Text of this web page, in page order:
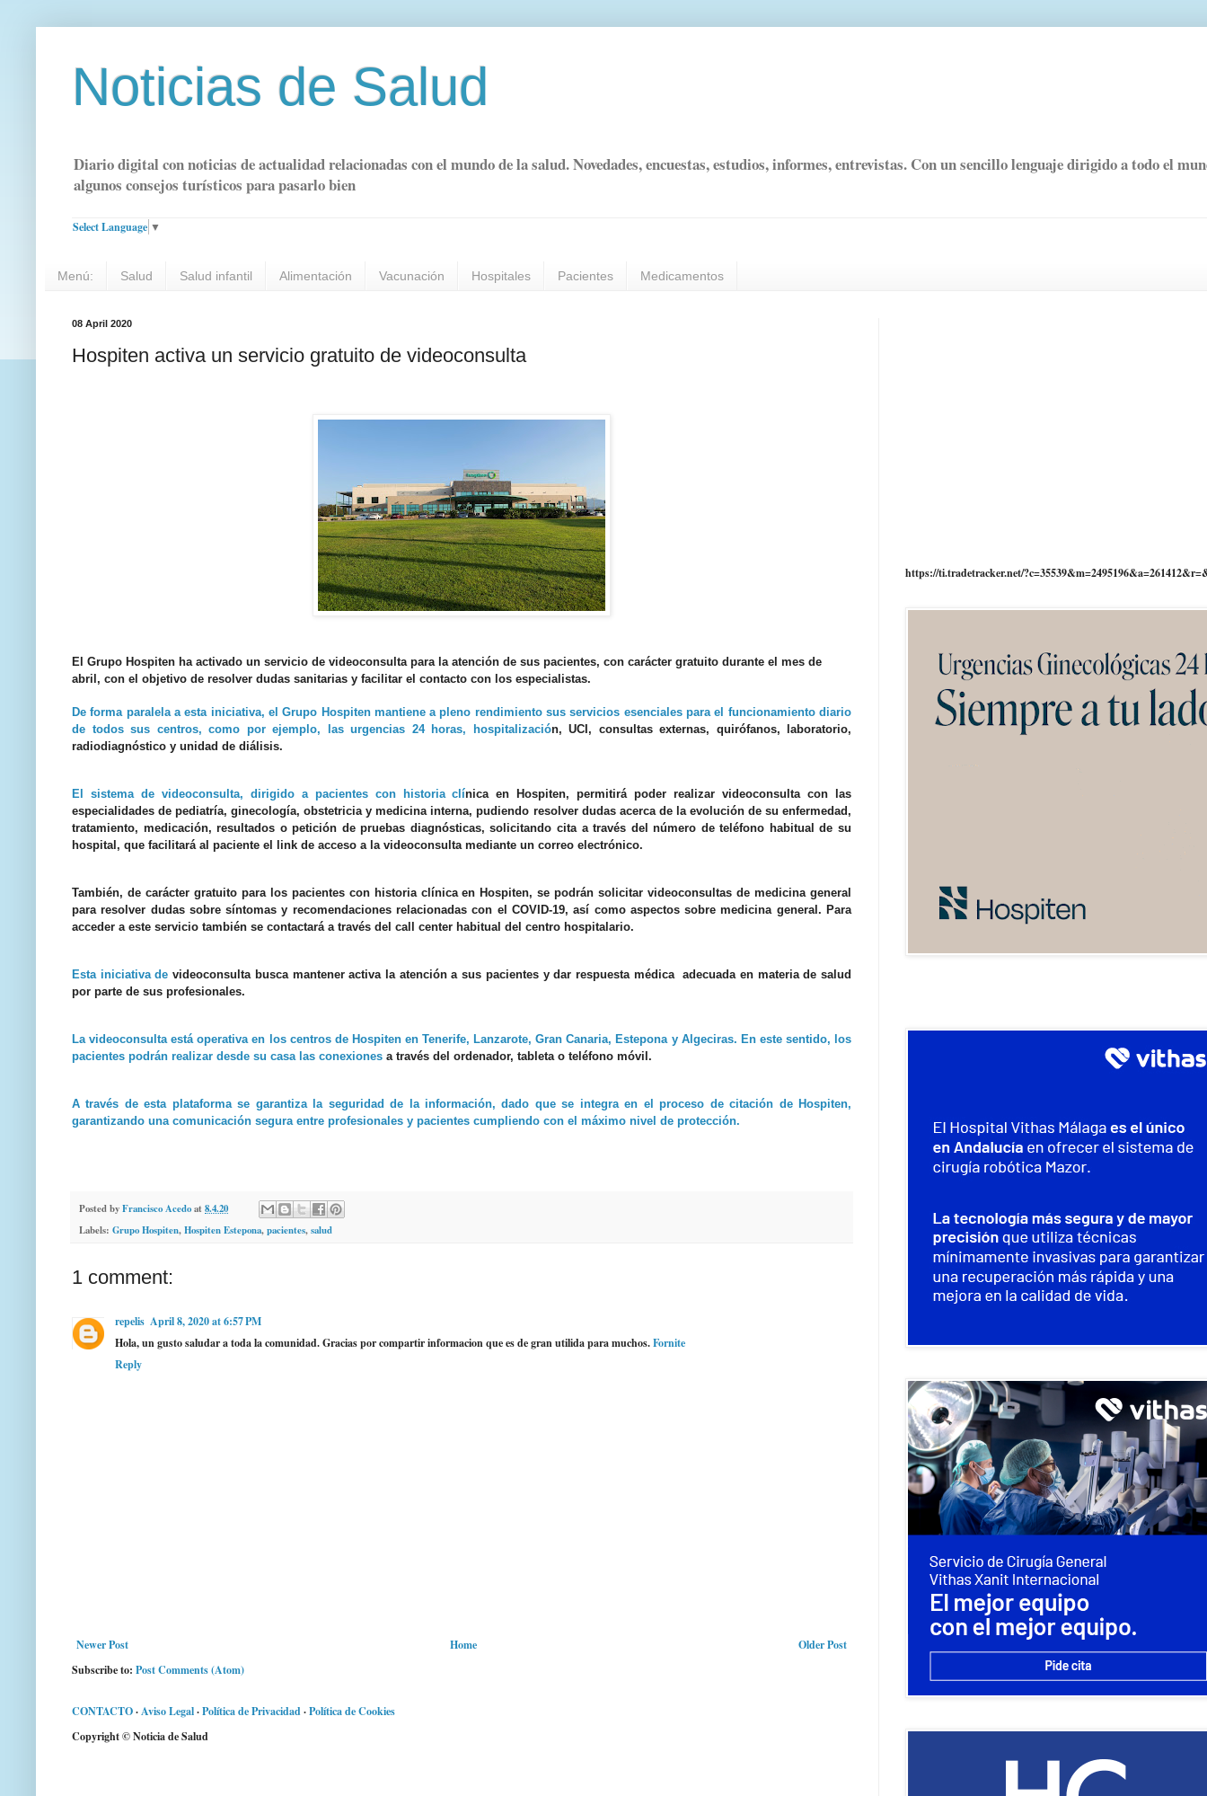
Noticias de Salud
Diario digital con noticias de actualidad relacionadas con el mundo de la salud. Novedades, encuestas, estudios, informes, entrevistas. Con un sencillo lenguaje dirigido a todo el
algunos consejos turísticos para pasarlo bien
Select Language ▼
Menú: Salud Salud infantil Alimentación Vacunación Hospitales Pacientes Medicamentos
08 April 2020
Hospiten activa un servicio gratuito de videoconsulta
El Grupo Hospiten ha activado un servicio de videoconsulta para la atención de sus pacientes, con carácter gratuito durante el mes de
abril, con el objetivo de resolver dudas sanitarias y facilitar el contacto con los especialistas.
De forma paralela a esta iniciativa, el Grupo Hospiten mantiene a pleno rendimiento sus servicios esenciales para el funcionamiento diario
de todos sus centros, como por ejemplo, las urgencias 24 horas, hospitalización, UCI, consultas externas, quirófanos, laboratorio,
radiodiagnóstico y unidad de diálisis.
El sistema de videoconsulta, dirigido a pacientes con historia clínica en Hospiten, permitirá poder realizar videoconsulta con las
especialidades de pediatría, ginecología, obstetricia y medicina interna, pudiendo resolver dudas acerca de la evolución de su enfermedad,
tratamiento, medicación,resultados o petición de pruebas diagnósticas, solicitando cita a través del número de teléfono habitual de su
hospital, que facilitará al paciente el link de acceso a la videoconsulta mediante un correo electrónico.
También, de carácter gratuito para los pacientes con historia clínica en Hospiten, se podrán solicitar videoconsultas de medicina general
para resolver dudas sobre síntomas y recomendaciones relacionadas con el COVID-19, así como aspectos sobre medicina general. Para
acceder a este servicio también se contactará a través del call center habitual del centro hospitalario.
Esta iniciativa de videoconsulta busca mantener activa la atención a sus pacientes y dar respuesta médica
adecuada en materia de salud
por parte de sus profesionales.
La videoconsulta está operativa en los centros de Hospiten en Tenerife, Lanzarote, Gran Canaria, Estepona y Algeciras. En este sentido, los
pacientes podrán realizar desde su casa las conexiones a través del ordenador, tableta o tel éfono móvil.
A través de esta plataforma se garantiza la seguridad de la información, dado que se integra en el proceso de citación de Hospiten,
garantizando una comunicación segura entre profesionales y pacientes cumpliendo con el máximo nivel de protección.
Posted byFrancisco Acedoat 8.4.20
Labels: Grupo Hospiten,Hospiten Estepona,pacientes,salud
1 comment:
repelis April 8, 2020 at 6:57 PM
Hola, un gusto saludar a toda la comunidad. Gracias por compartir informacion que es de gran utilida para muchos.Fornite
Reply
Newer Post Older Post
Home
Subscribe to: Post Comments (Atom)
CONTACTO·Aviso Legal·Política de Privacidad·Política de Cookies
Copyright © Noticia de Salud
https://ti.tradetracker.net/